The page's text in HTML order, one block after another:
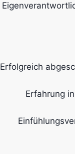
Erfolgreich
Erfahrung